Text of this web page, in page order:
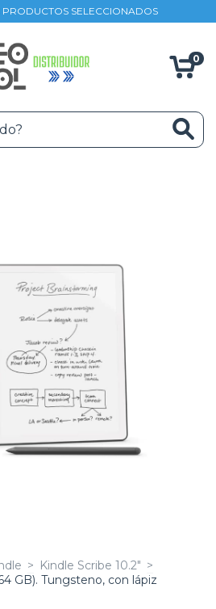
PRODUCTOS SELECCIONADOS
0
> Kindle Scribe 10.2" >
GB). Tungsteno, con lápiz